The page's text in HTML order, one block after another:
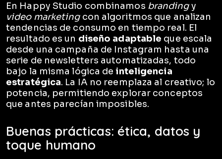
En Happy Studio combinamos brandingy
video marketingcon algoritmos que analizan
tendencias de consumo en tiempo real. El
resultado es un diseño adaptable que escala
desde una campaña de Instagram hasta una
serie de newsletters automatizadas, todo
bajo la misma lógica de inteligencia
estratégica. La IA no reemplaza al creativo; lo
potencia, permitiendo explorar conceptos
que antes parecían imposibles.
Buenas prácticas: ética, datos y
toque humano